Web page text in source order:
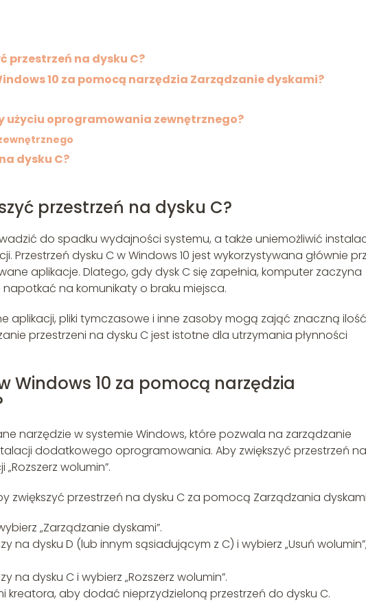
przestrzeń na dysku C?
10 za pomocą narzędzia Zarządzanie dyskami?
użyciu oprogramowania zewnętrznego?
dysku C?
przestrzeń na dysku C?
do spadku wydajności systemu, a także uniemożliwić
Przestrzeń dysku C w Windows 10 jest wykorzystywana głównie
aplikacje. Dlatego, gdy dysk C się zapełnia, komputer zaczyna
napotkać na komunikaty o braku miejsca.
aplikacji, pliki tymczasowe i inne zasoby mogą zająć znaczną ilość
przestrzeni na dysku C jest istotne dla utrzymania płynności
Windows 10 za pomocą narzędzia
narzędzie w systemie Windows, które pozwala na zarządzanie
dodatkowego oprogramowania. Aby zwiększyć przestrzeń na
wolumin”.
zwiększyć przestrzeń na dysku C za pomocą Zarządzania
„Zarządzanie dyskami”.
na dysku D (lub innym sąsiadującym z C) i wybierz „Usuń wolumin”,
na dysku C i wybierz „Rozszerz wolumin”.
kreatora, aby dodać nieprzydzieloną przestrzeń do dysku C.